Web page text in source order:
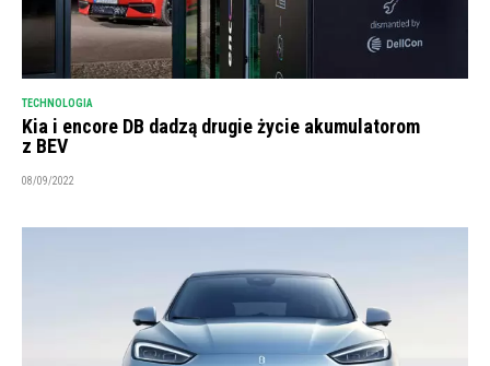
TECHNOLOGIA
Kia i encore DB dadzą drugie życie akumulatorom
z BEV
08/09/2022